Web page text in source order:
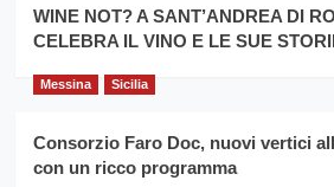
la
filiera
grano
per
il
anno
Franco
Caruso
WINE NOT? A SANT’ANDREA DI
CELEBRA IL VINO E LE SUE
Messina Sicilia
Consorzio Faro Doc, nuovi vertici
con un ricco programma